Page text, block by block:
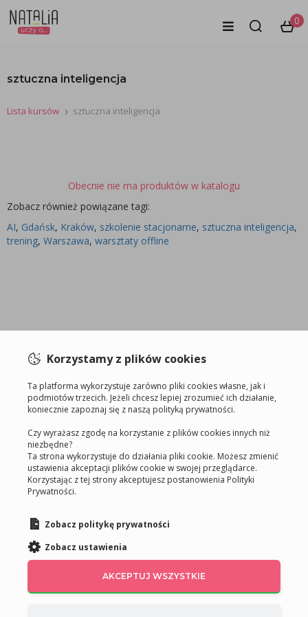
0
sztuczna inteligencja
Lista kursów sztuczna inteligencja
Obecnie nie ma produktów w katalogu
Zobacz również powiązane tagi:
AI, Gdańsk, Kraków, szkolenie stacjonarne, sztuczna inteligencja
trening, Warszawa, warsztaty offline
Korzystamy z plików cookies
Ta platforma wykorzystuje zarówno pliki cookies własne, jak i
podmiotów trzecich. Jeżeli chcesz lepiej zrozumieć ich działanie,
koniecznie zapoznaj się z naszą polityką prywatności.
Czy wyrażasz zgodę na korzystanie z plików cookies innych niż
niezbędne?
Ta strona wykorzystuje do działania pliki cookie. Możesz zmienić
ustawienia akceptacji plików cookie w swojej przeglądarce.
Korzystając z tej strony akceptujesz postanowienia Polityki
Prywatności.
Zobacz politykę prywatności
Zobacz ustawienia
AKCEPTUJ WSZYSTKIE